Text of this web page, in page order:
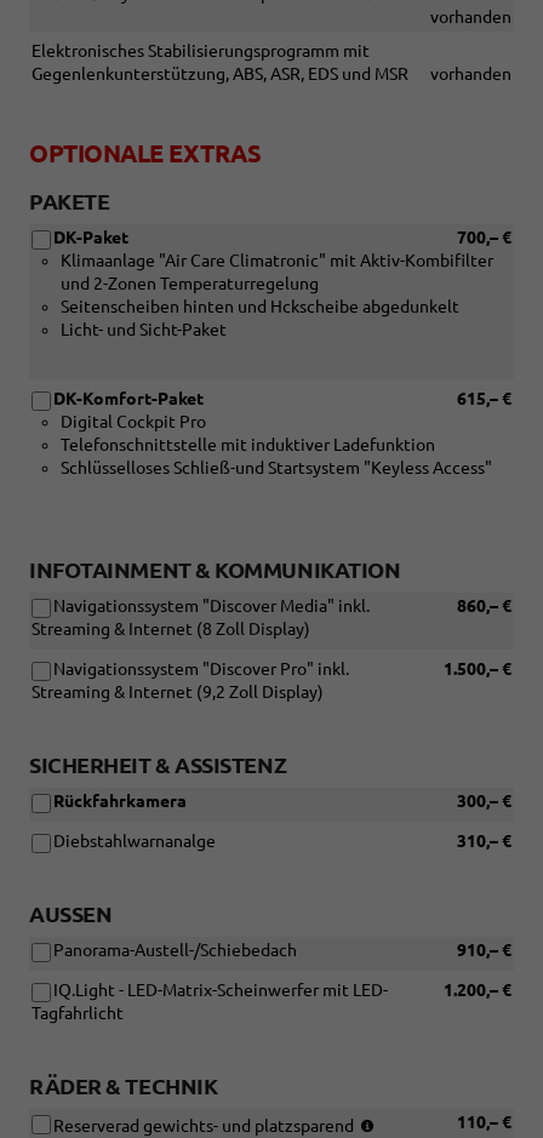
vorhanden
Elektronisches Stabilisierungsprogramm mit
Gegenlenkunterstützung, ABS, ASR, EDS und MSR
vorhanden
OPTIONALE EXTRAS
PAKETE
700,– €
DK-Paket
Klimaanlage "Air Care Climatronic" mit Aktiv-Kombifilter
und 2-Zonen Temperaturregelung
Seitenscheiben hinten und Hckscheibe abgedunkelt
Licht- und Sicht-Paket
615,– €
DK-Komfort-Paket
Digital Cockpit Pro
Telefonschnittstelle mit induktiver Ladefunktion
Schlüsselloses Schließ-und Startsystem "Keyless Access"
INFOTAINMENT & KOMMUNIKATION
860,– €
Navigationssystem "Discover Media" inkl.
Streaming & Internet (8 Zoll Display)
1.500,– €
Navigationssystem "Discover Pro" inkl.
Streaming & Internet (9,2 Zoll Display)
SICHERHEIT & ASSISTENZ
300,– €
Rückfahrkamera
310,– €
Diebstahlwarnanalge
AUSSEN
910,– €
Panorama-Austell-/Schiebedach
1.200,– €
IQ.Light - LED-Matrix-Scheinwerfer mit LED-
Tagfahrlicht
RÄDER & TECHNIK
110,– €
Reserverad gewichts- und platzsparend